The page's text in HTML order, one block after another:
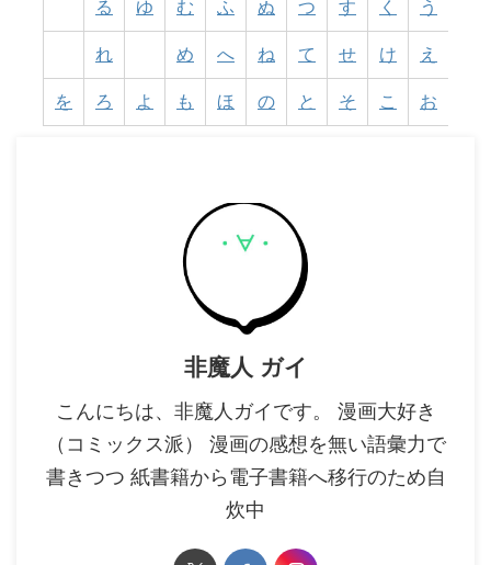
る ゆ む ふ ぬ つ す く う
れ め へ ね て せ け え
を ろ よ も ほ の と そ こ お
非魔人 ガイ
こんにちは、非魔人ガイです。 漫画大好き
（コミックス派） 漫画の感想を無い語彙力で
書きつつ 紙書籍から電子書籍へ移行のため自
炊中